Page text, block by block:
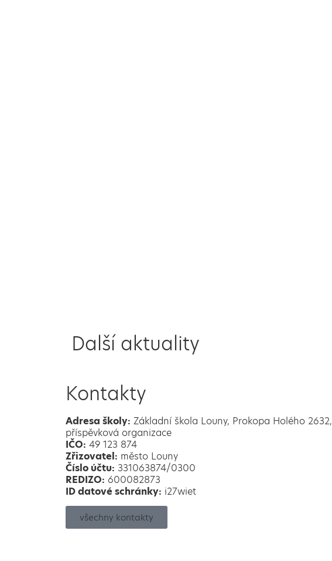
Další aktuality
Kontakty
Adresa školy: Základní škola Louny, Prokopa Holého 2632,
příspěvková organizace
IČO: 49 123 874
Zřizovatel: město Louny
Číslo účtu: 331063874/0300
REDIZO: 600082873
ID datové schránky: i27wiet
všechny kontakty